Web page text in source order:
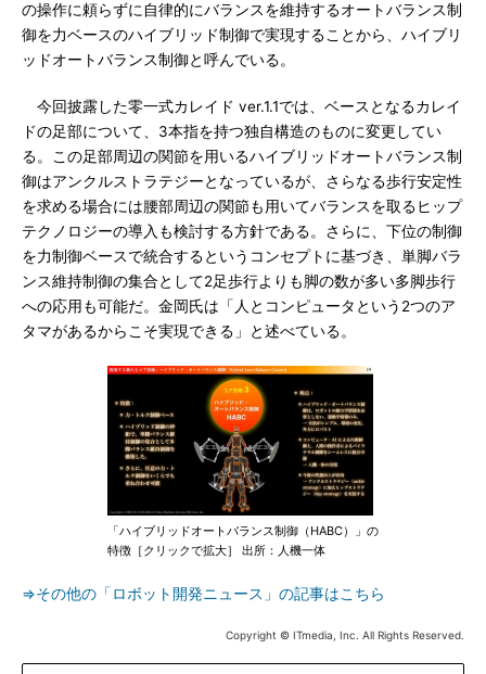
の操作に頼らずに自律的にバランスを維持するオートバランス制
御を力ベースのハイブリッド制御で実現することから、ハイブリ
ッドオートバランス制御と呼んでいる。
今回披露した零一式カレイド ver.1.1では、ベースとなるカレイ
ドの足部について、3本指を持つ独自構造のものに変更してい
る。この足部周辺の関節を用いるハイブリッドオートバランス制
御はアンクルストラテジーとなっているが、さらなる歩行安定性
を求める場合には腰部周辺の関節も用いてバランスを取るヒップ
テクノロジーの導入も検討する方針である。さらに、下位の制御
を力制御ベースで統合するというコンセプトに基づき、単脚バラ
ンス維持制御の集合として2足歩行よりも脚の数が多い多脚歩行
への応用も可能だ。金岡氏は「人とコンピュータという2つのア
タマがあるからこそ実現できる」と述べている。
「ハイブリッドオートバランス制御（HABC）」の
特徴［クリックで拡大］ 出所：人機一体
⇒その他の「ロボット開発ニュース」の記事はこちら
Copyright © ITmedia, Inc. All Rights Reserved.